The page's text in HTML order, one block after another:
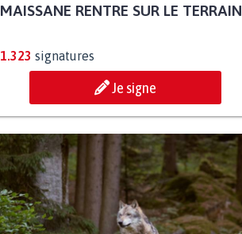
MAISSANE RENTRE SUR LE TERRAIN
1.323 signatures
Je signe